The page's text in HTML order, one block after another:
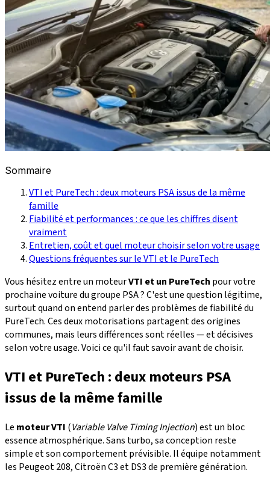
Sommaire
VTI et PureTech : deux moteurs PSA issus de la même
famille
Fiabilité et performances : ce que les chiffres disent
vraiment
Entretien, coût et quel moteur choisir selon votre usage
Questions fréquentes sur le VTI et le PureTech
Vous hésitez entre un moteurVTI et un PureTech pour votre
prochaine voiture du groupe PSA ? C'est une question légitime,
surtout quand on entend parler des problèmes de fiabilité du
PureTech. Ces deux motorisations partagent des origines
communes, mais leurs différences sont réelles — et décisives
selon votre usage. Voici ce qu'il faut savoir avant de choisir.
VTI et PureTech : deux moteurs PSA
issus de la même famille
Le moteur VTI (Variable Valve Timing Injection) est un bloc
essence atmosphérique. Sans turbo, sa conception reste
simple et son comportement prévisible. Il équipe notamment
les Peugeot 208, Citroën C3 et DS3 de première génération.